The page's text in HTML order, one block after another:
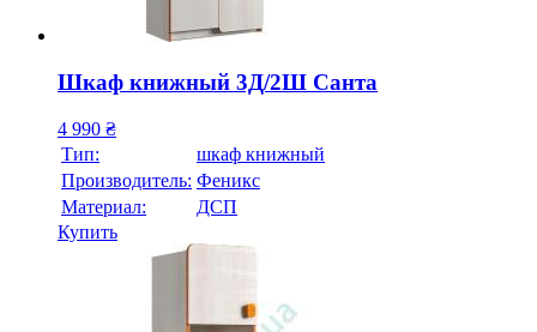
Шкаф книжный 3Д/2Ш Санта
4 990 ₴
Тип:
шкаф книжный
Производитель: Феникс
Материал:
ДСП
Купить